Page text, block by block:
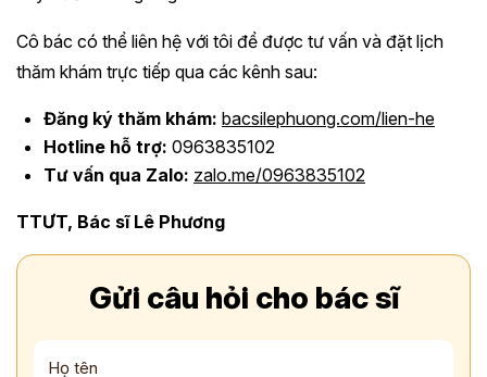
Cô bác có thể liên hệ với tôi để được tư vấn và đặt lịch
thăm khám trực tiếp qua các kênh sau:
Đăng ký thăm khám: bacsilephuong.com/lien-he
Hotline hỗ trợ: 0963835102
Tư vấn qua Zalo: zalo.me/0963835102
TTƯT, Bác sĩ Lê Phương
Gửi câu hỏi cho bác sĩ